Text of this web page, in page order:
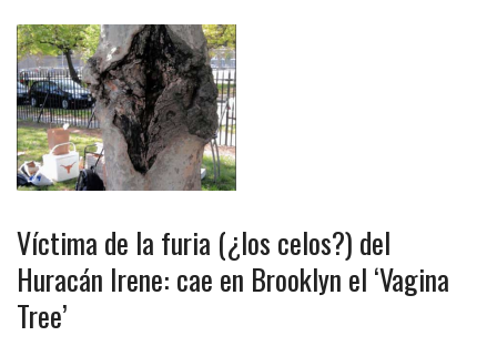
Víctima de la furia (¿los celos?) del
Huracán Irene: cae en Brooklyn el ‘Vagina
Tree’